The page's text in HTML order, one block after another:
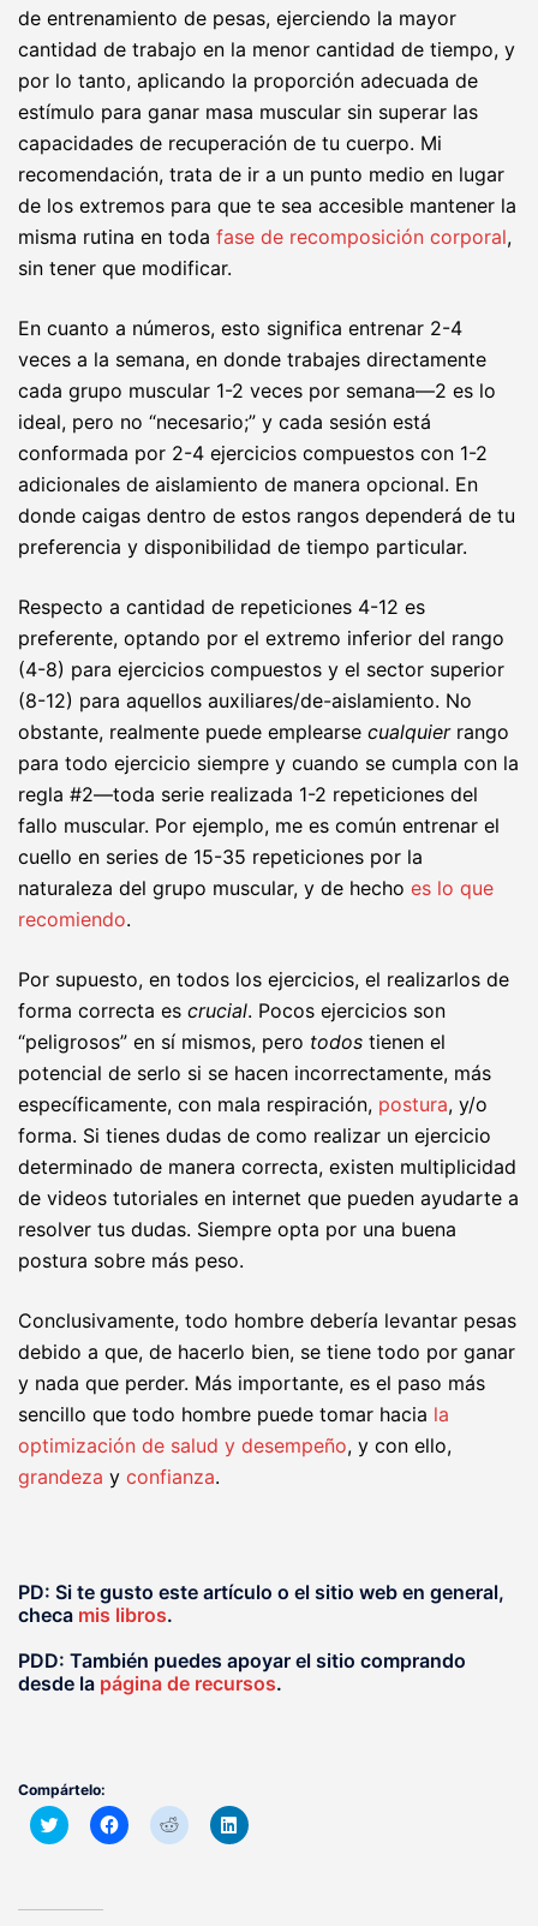
de entrenamiento de pesas, ejerciendo la mayor
cantidad de trabajo en la menor cantidad de tiempo, y
por lo tanto, aplicando la proporción adecuada de
estímulo para ganar masa muscular sin superar las
capacidades de recuperación de tu cuerpo. Mi
recomendación, trata de ir a un punto medio en lugar
de los extremos para que te sea accesible mantener la
misma rutina en toda fase de recomposición corporal,
sin tener que modificar.
En cuanto a números, esto significa entrenar 2-4
veces a la semana, en donde trabajes directamente
cada grupo muscular 1-2 veces por semana—2 es lo
ideal, pero no “necesario;” y cada sesión está
conformada por 2-4 ejercicios compuestos con 1-2
adicionales de aislamiento de manera opcional. En
donde caigas dentro de estos rangos dependerá de tu
preferencia y disponibilidad de tiempo particular.
Respecto a cantidad de repeticiones 4-12 es
preferente, optando por el extremo inferior del rango
(4-8) para ejercicios compuestos y el sector superior
(8-12) para aquellos auxiliares/de-aislamiento. No
obstante, realmente puede emplearse cualquierrango
para todo ejercicio siempre y cuando se cumpla con la
regla #2—toda serie realizada 1-2 repeticiones del
fallo muscular. Por ejemplo, me es común entrenar el
cuello en series de 15-35 repeticiones por la
naturaleza del grupo muscular, y de hecho es lo que
recomiendo.
Por supuesto, en todos los ejercicios, el realizarlos de
forma correcta es crucial. Pocos ejercicios son
“peligrosos” en sí mismos, pero todos tienen el
potencial de serlo si se hacen incorrectamente, más
específicamente, con mala respiración, postura, y/o
forma. Si tienes dudas de como realizar un ejercicio
determinado de manera correcta, existen multiplicidad
de videos tutoriales en internet que pueden ayudarte a
resolver tus dudas. Siempre opta por una buena
postura sobre más peso.
Conclusivamente, todo hombre debería levantar pesas
debido a que, de hacerlo bien, se tiene todo por ganar
y nada que perder. Más importante, es el paso más
sencillo que todo hombre puede tomar hacia la
optimización de salud y desempeño, y con ello,
grandeza y confianza.
PD: Si te gusto este artículo o el sitio web en general,
checa mis libros.
PDD: También puedes apoyar el sitio comprando
desde la página de recursos.
Compártelo:
Haz
clic
(Se
Haz
clic
Haz
clic
Haz
clic